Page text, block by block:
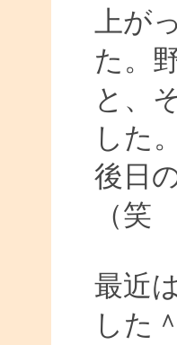
上が
た。
と、
した。
後日
（笑
最近
した